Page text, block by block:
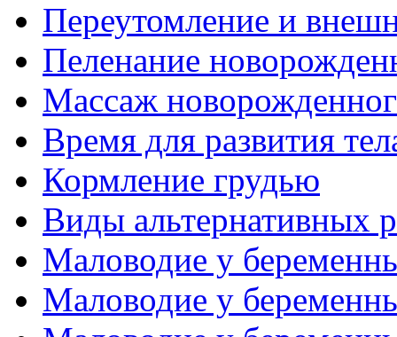
Переутомление и
Пеленание
Массаж
Время для развития
Кормление грудью
Виды альтернативных
Маловодие у
Маловодие у